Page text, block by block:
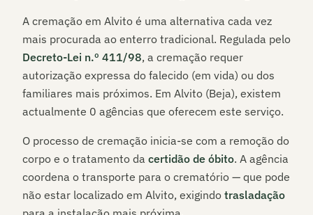
A cremação em Alvito é uma alternativa cada vez
mais procurada ao enterro tradicional. Regulada pelo
Decreto-Lei n.º 411/98, a cremação requer
autorização expressa do falecido (em vida) ou dos
familiares mais próximos. Em Alvito (Beja), existem
actualmente 0 agências que oferecem este serviço.
O processo de cremação inicia-se com a remoção do
corpo e o tratamento da certidão de óbito. A agência
coordena o transporte para o crematório — que pode
não estar localizado em Alvito, exigindo trasladação